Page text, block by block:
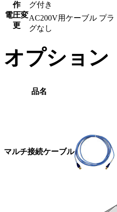
作
電圧変
更
グ付き
AC200V用ケーブル プラ
グなし
オプション
品名
マルチ接続ケーブル